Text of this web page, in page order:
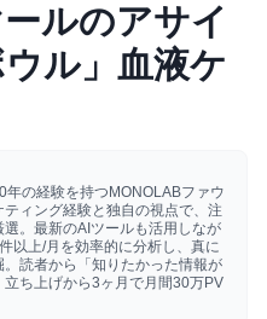
ルのアサイ
ル」血液ケ
年の経験を持つMONOLABファウ
ィング経験と独自の視点で、注
。最新のAIツールも活用しなが
以上/月を効率的に分析し、真に
読者から「知りたかった情報が
立ち上げから3ヶ月で月間30万PV